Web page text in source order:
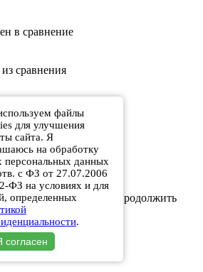
в сравнение
сравнения
этом сайте
заказа или продолжить
файлы
для улучшения
сайта. Я
на обработку
персональных данных
с ФЗ от 27.07.2006
ФЗ на условиях и для
определенных
.
согласен